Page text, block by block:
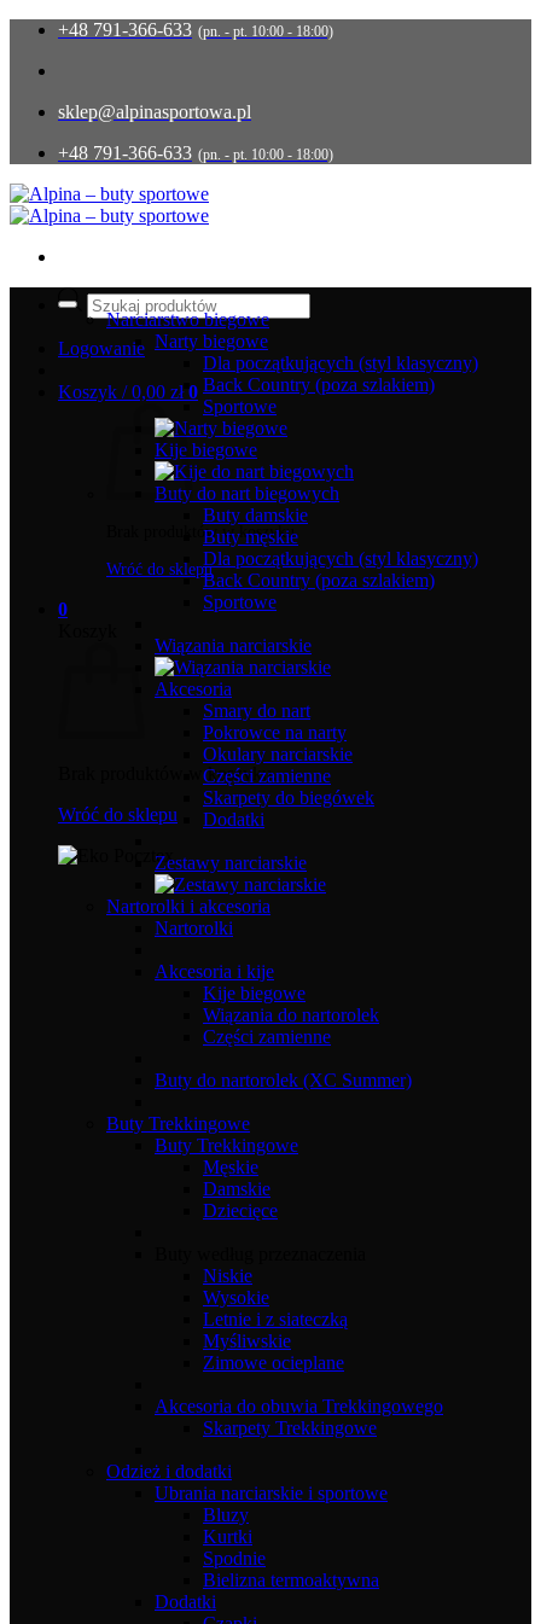
Przewiń
zawartości
+48 791-366-633 (pn. - pt. 10:00 - 18:00)
sklep@alpinasportowa.pl
+48 791-366-633 (pn. - pt. 10:00 - 18:00)
Wyszukiwarka
produktów
Logowanie
Koszyk /0,00 zł 0
Brak produktów w koszyku.
Wróć do sklepu
0
Brak produktów w koszyku.
Wróć do sklepu
Narciarstwo biegowe
Narty biegowe
Dla początkujących (styl klasyczny)
Back Country (poza szlakiem)
Sportowe
Kije biegowe
Buty do nart biegowych
Buty damskie
Buty męskie
Dla początkujących (styl klasyczny)
Back Country (poza szlakiem)
Sportowe
Wiązania narciarskie
Akcesoria
Smary do nart
Pokrowce na narty
Okulary narciarskie
Części zamienne
Skarpety do biegówek
Dodatki
Zestawy narciarskie
Nartorolki i akcesoria
Nartorolki
Akcesoria i kije
Kije biegowe
Wiązania do nartorolek
Części zamienne
Buty do nartorolek (XC Summer)
Buty Trekkingowe
Buty Trekkingowe
Męskie
Damskie
Dziecięce
Niskie
Wysokie
Letnie i z siateczką
Myśliwskie
Zimowe ocieplane
Akcesoria do obuwia Trekkingowego
Skarpety Trekkingowe
Odzież i dodatki
Ubrania narciarskie i sportowe
Bluzy
Kurtki
Spodnie
Bielizna termoaktywna
Dodatki